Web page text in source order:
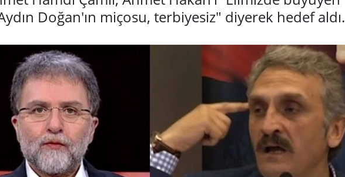
Doğan'ın miçosu, terbiyesiz" diyerek hedef aldı.